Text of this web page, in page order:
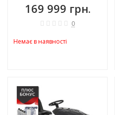
169 999 грн.
0
Немає в наявності